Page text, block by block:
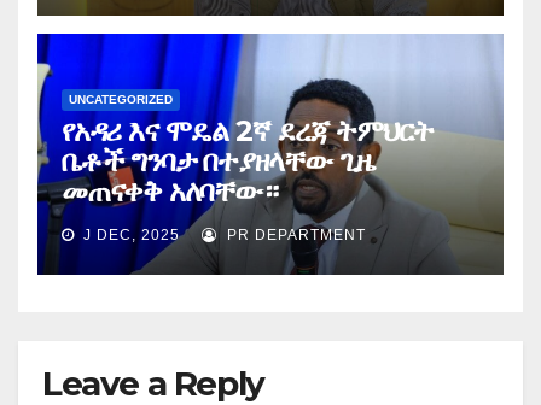
UNCATEGORIZED
የአዳሪ እና ሞዴል 2ኛ ደረጃ ትምህርት
ቤቶች ግንባታ በተያዘላቸው ጊዜ
መጠናቀቅ አለባቸው።
J DEC, 2025 PR DEPARTMENT
Leave a Reply